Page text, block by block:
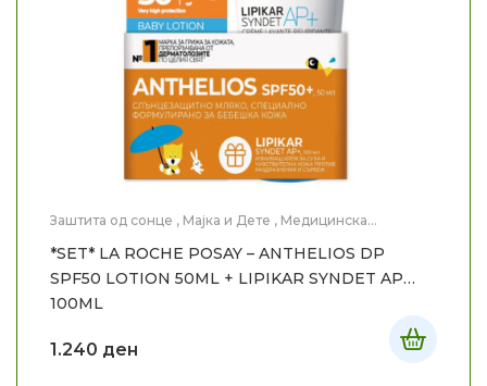
Заштита од сонце , Мајка и Дете , Медицинска
*SET* LA ROCHE POSAY – ANTHELIOS DP
SPF50 LOTION 50ML + LIPIKAR SYNDET AP
100ML
1.240 ден